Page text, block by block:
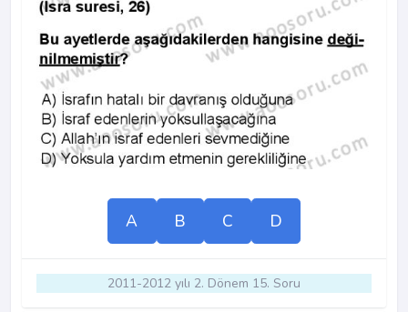
A B C D
2011-2012 yılı 2. Dönem 15. Soru